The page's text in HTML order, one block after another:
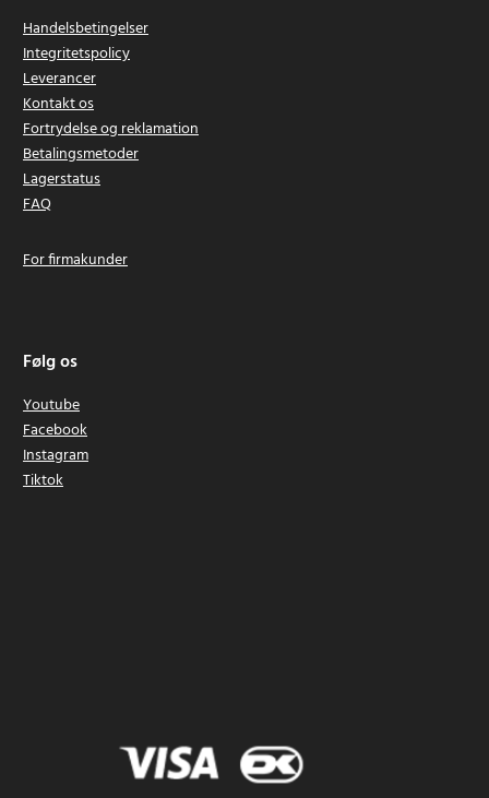
Handelsbetingelser
Integritetspolicy
Leverancer
Kontakt os
Fortrydelse og reklamation
Betalingsmetoder
Lagerstatus
FAQ
For firmakunder
Følg os
Youtube
Facebook
Instagram
Tiktok